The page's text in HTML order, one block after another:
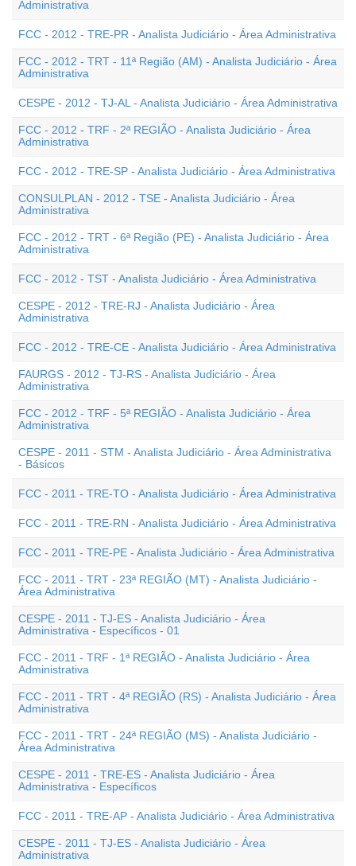
Administrativa
FCC - 2012 - TRE-PR - Analista Judiciário - Área Administrativa
FCC - 2012 - TRT - 11ª Região (AM) - Analista Judiciário - Área
Administrativa
CESPE - 2012 - TJ-AL - Analista Judiciário - Área Administrativa
FCC - 2012 - TRF - 2ª REGIÃO - Analista Judiciário - Área
Administrativa
FCC - 2012 - TRE-SP - Analista Judiciário - Área Administrativa
CONSULPLAN - 2012 - TSE - Analista Judiciário - Área
Administrativa
FCC - 2012 - TRT - 6ª Região (PE) - Analista Judiciário - Área
Administrativa
FCC - 2012 - TST - Analista Judiciário - Área Administrativa
CESPE - 2012 - TRE-RJ - Analista Judiciário - Área
Administrativa
FCC - 2012 - TRE-CE - Analista Judiciário - Área Administrativa
FAURGS - 2012 - TJ-RS - Analista Judiciário - Área
Administrativa
FCC - 2012 - TRF - 5ª REGIÃO - Analista Judiciário - Área
Administrativa
CESPE - 2011 - STM - Analista Judiciário - Área Administrativa
- Básicos
FCC - 2011 - TRE-TO - Analista Judiciário - Área Administrativa
FCC - 2011 - TRE-RN - Analista Judiciário - Área Administrativa
FCC - 2011 - TRE-PE - Analista Judiciário - Área Administrativa
FCC - 2011 - TRT - 23ª REGIÃO (MT) - Analista Judiciário -
Área Administrativa
CESPE - 2011 - TJ-ES - Analista Judiciário - Área
Administrativa - Específicos - 01
FCC - 2011 - TRF - 1ª REGIÃO - Analista Judiciário - Área
Administrativa
FCC - 2011 - TRT - 4ª REGIÃO (RS) - Analista Judiciário - Área
Administrativa
FCC - 2011 - TRT - 24ª REGIÃO (MS) - Analista Judiciário -
Área Administrativa
CESPE - 2011 - TRE-ES - Analista Judiciário - Área
Administrativa - Específicos
FCC - 2011 - TRE-AP - Analista Judiciário - Área Administrativa
CESPE - 2011 - TJ-ES - Analista Judiciário - Área
Administrativa